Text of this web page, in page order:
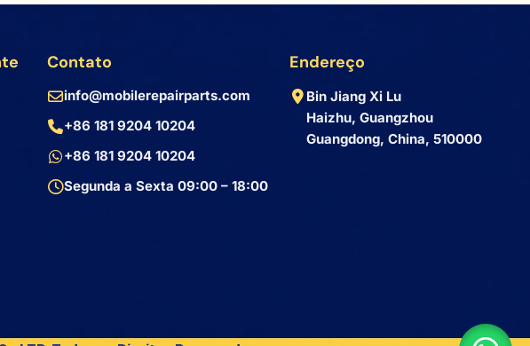
Contato
info@mobilerepairparts.com
+86 181 9204 10204
+86 181 9204 10204
Segunda a Sexta 09:00 – 18:00
Endereço
Bin Jiang Xi Lu
Haizhu, Guangzhou
Guangdong, China, 510000